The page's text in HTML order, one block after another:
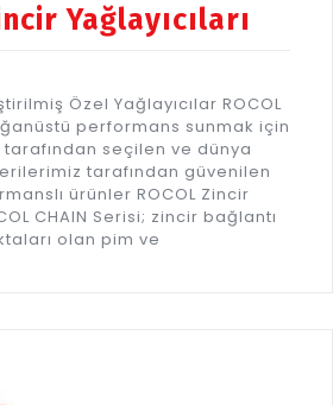
Yağlayıcıları
Özel Yağlayıcılar ROCOL
performans sunmak için
tarafından seçilen ve dünya
tarafından güvenilen
ürünler ROCOL Zincir
CHAIN Serisi; zincir bağlantı
olan pim ve